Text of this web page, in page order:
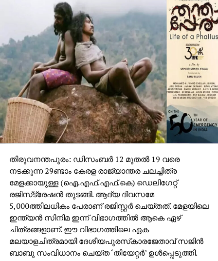
തിരുവനന്തപുരം: ഡിസംബര്‍ 12 മുതല്‍ 19 വരെ
നടക്കുന്ന 29ണ്ടാം കേരള രാജ്യാന്തര ചലച്ചിത്ര
മേളക്കായുള്ള (ഐ.എഫ്.എഫ്.കെ) ഡെലിഗേറ്റ്
രജിസ്‌ട്രേഷന്‍ തുടങ്ങി. ആദ്യ ദിവസമേ
5,000ത്തിലധികം പേരാണ് രജിസ്റ്റര്‍ ചെയ്തത്. മേളയിലെ
ഇന്ത്യന്‍ സിനിമ ഇന്ന് വിഭാഗത്തില്‍ ആകെ ഏഴ്
ചിത്രങ്ങളാണ്. ഈ വിഭാഗത്തിലെ ഏക
മലയാളചിത്രമായി ദേശീയപുരസ്‌കാരജേതാവ് സജിന്‍
ബാബു സംവിധാനം ചെയ്ത ‘തിയേറ്റര്‍’ ഉള്‍പ്പെടുത്തി.